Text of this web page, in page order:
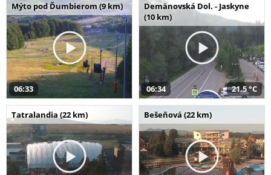
Mýto pod Ďumbierom (9 km)
06:33
Demänovská Dol. - Jaskyne
(10 km)
06:34 21,5 °C
Tatralandia (22 km) Bešeňová (22 km)